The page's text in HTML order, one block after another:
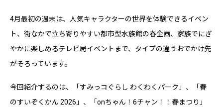
4月最初の週末は、人気キャラクターの世界を体験できるイベン
ト、街なかで立ち寄りやすい都市型水族館の春企画、家族でにぎ
やかに楽しめるテレビ局イベントまで、タイプの違うおでかけ先
がそろっています。
今回紹介するのは、「すみっコぐらし わくわくパーク」、「春
のすいぞくかん 2026」、「onちゃん！6チャン！！春まつり」